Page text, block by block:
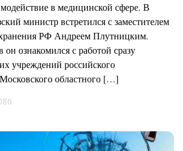
в медицинской сфере. В
министр встретился с заместителем
РФ Андреем Плутницким.
он ознакомился с работой сразу
учреждений российского
областного […]